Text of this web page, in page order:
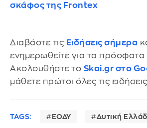
σκάφος της Frontex
Διαβάστε τις Ειδήσεις σήμερα
ενημερωθείτε για τα πρόσφατα
Ακολουθήστε το Skai.gr στο
μάθετε πρώτοι όλες τις
TAGS: ΕΟΔΥ Δυτική